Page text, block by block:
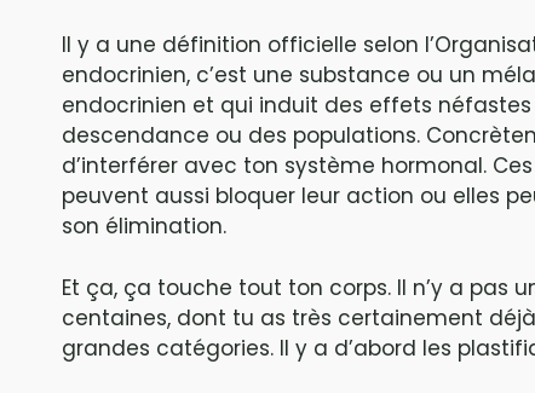
Il y a une définition officielle selon
endocrinien, c’est une substance ou un
endocrinien et qui induit des effets
descendance ou des populations.
d’interférer avec ton système hormonal.
peuvent aussi bloquer leur action ou elles
son élimination.
Et ça, ça touche tout ton corps. Il n’y a pas
centaines, dont tu as très certainement
grandes catégories. Il y a d’abord les